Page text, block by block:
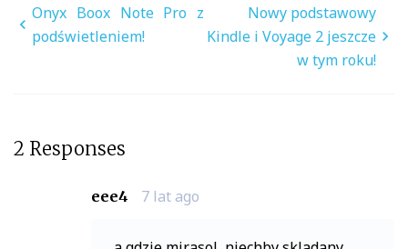
Nawigacja
wpisu
Onyx Boox Note Pro z
podświetleniem!
Nowy podstawowy
Kindle i Voyage 2 jeszcze
w tym roku!
2 Responses
eee4 7 lat ago